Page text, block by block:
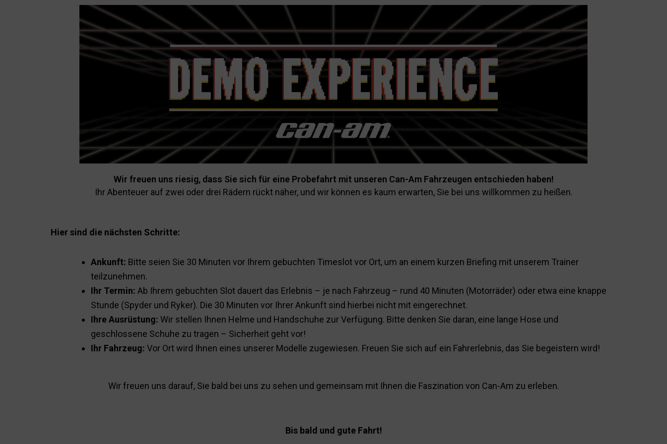
Wir freuen uns riesig, dass Sie sich für eine Probefahrt mit unseren Can-Am Fahrzeugen entschieden haben!
Ihr Abenteuer auf zwei oder drei Rädern rückt näher, und wir können es kaum erwarten, Sie bei uns willkommen zu heißen.
Hier sind die nächsten Schritte:
Ankunft: Bitte seien Sie 30 Minuten vor Ihrem gebuchten Timeslot vor Ort, um an einem kurzen Briefing mit unserem Trainer
teilzunehmen.
Ihr Termin: Ab Ihrem gebuchten Slot dauert das Erlebnis – je nach Fahrzeug – rund 40 Minuten (Motorräder) oder etwa eine knappe
Stunde (Spyder und Ryker). Die 30 Minuten vor Ihrer Ankunft sind hierbei nicht mit eingerechnet.
Ihre Ausrüstung: Wir stellen Ihnen Helme und Handschuhe zur Verfügung. Bitte denken Sie daran, eine lange Hose und
geschlossene Schuhe zu tragen – Sicherheit geht vor!
Ihr Fahrzeug: Vor Ort wird Ihnen eines unserer Modelle zugewiesen. Freuen Sie sich auf ein Fahrerlebnis, das Sie begeistern wird!
Wir freuen uns darauf, Sie bald bei uns zu sehen und gemeinsam mit Ihnen die Faszination von Can-Am zu erleben.
Bis bald und gute Fahrt!